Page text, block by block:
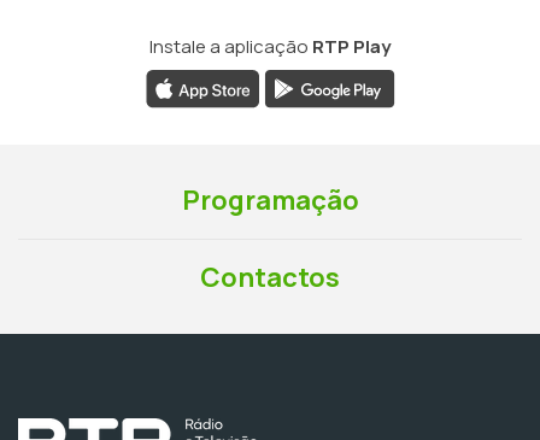
Instale a aplicação RTP Play
Programação
Contactos